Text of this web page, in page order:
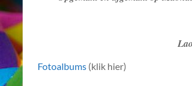
Fotoalbums (klik hier)